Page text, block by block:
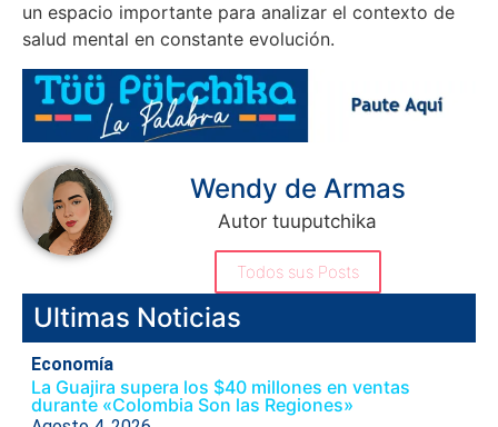
un espacio importante para analizar el contexto de
salud mental en constante evolución.
Wendy de Armas
Autor tuuputchika
Todos sus Posts
Ultimas Noticias
Economía
La Guajira supera los $40 millones en ventas
durante «Colombia Son las Regiones»